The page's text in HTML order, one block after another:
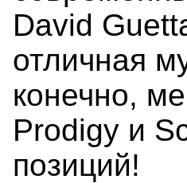
David
отличная
конечно,
Prodigy и
позиций!